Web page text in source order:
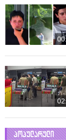
პოპულარული